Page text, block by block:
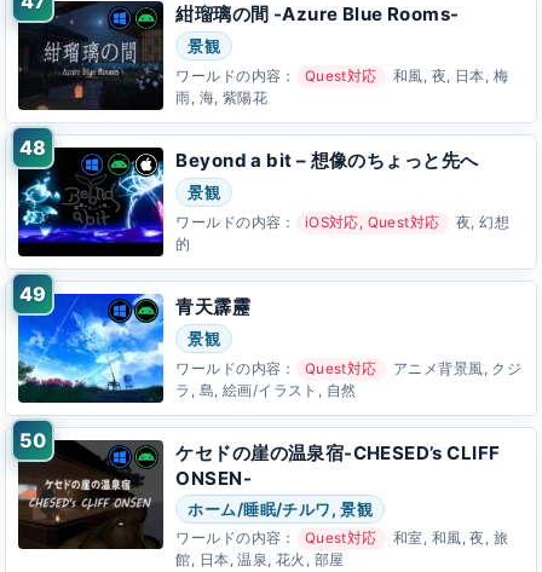
紺瑠璃の間 -Azure Blue Rooms-
景観
ワールドの内容： Quest対応
和風, 夜, 日本, 梅
雨, 海, 紫陽花
Beyond a bit – 想像のちょっと先へ
景観
ワールドの内容： iOS対応, Quest対応
夜, 幻想
的
青天霹靂
景観
ワールドの内容： Quest対応
アニメ背景風, クジ
ラ, 島, 絵画/イラスト, 自然
ケセドの崖の温泉宿-CHESED’s CLIFF
ONSEN-
ホーム/睡眠/チルワ, 景観
ワールドの内容： Quest対応
和室, 和風, 夜, 旅
館, 日本, 温泉, 花火, 部屋